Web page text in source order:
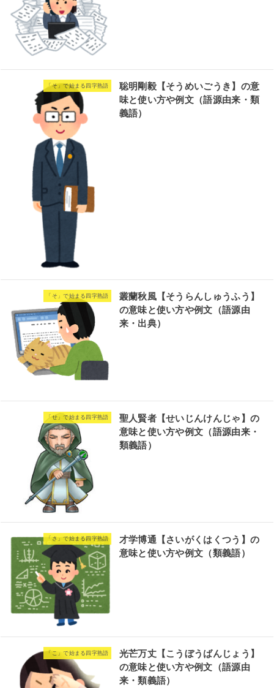
「そ」で始まる四字熟語
聡明剛毅【そうめいごうき】の意
味と使い方や例文（語源由来・類
義語）
「そ」で始まる四字熟語
叢蘭秋風【そうらんしゅうふう】
の意味と使い方や例文（語源由
来・出典）
「せ」で始まる四字熟語
聖人賢者【せいじんけんじゃ】の
意味と使い方や例文（語源由来・
類義語）
「さ」で始まる四字熟語
才学博通【さいがくはくつう】の
意味と使い方や例文（類義語）
「こ」で始まる四字熟語
光芒万丈【こうぼうばんじょう】
の意味と使い方や例文（語源由
来・類義語）